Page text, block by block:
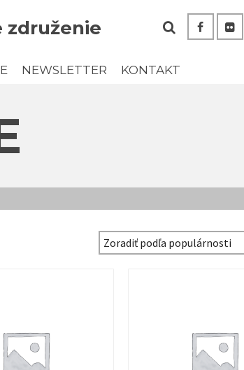
združenie
NEWSLETTER KONTAKT